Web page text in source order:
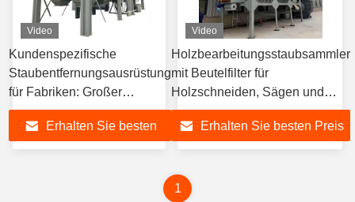
Video
Kundenspezifische
Staubentfernungsausrüstung
für Fabriken: Großer
Elektroofen-Impuls-
Schlauchfilter
Erhalten Sie besten
Video
Holzbearbeitungsstaubsammler
mit Beutelfilter für
Holzschneiden, Sägen und
Schleifstaub
Erhalten Sie besten Preis
1